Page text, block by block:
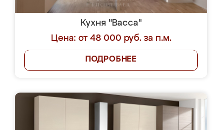
Кухня "Васса"
Цена: от 48 000 руб. за п.м.
ПОДРОБНЕЕ